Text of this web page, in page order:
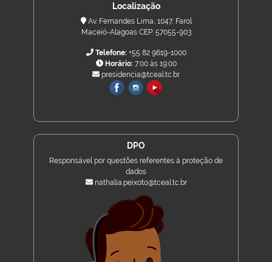
Localização
Av. Fernandes Lima, 1047, Farol
Maceió-Alagoas CEP: 57055-903
Telefone:+55 82 9619-1000
Horário:7:00 às 19:00
presidencia@tceal.tc.br
DPO
Responsável por questões referentes à proteção de
dados
nathalia.peixoto@tceal.tc.br